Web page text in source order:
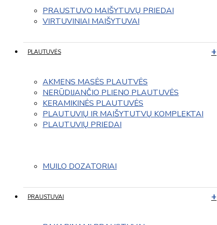
PRAUSTUVO MAIŠYTUVŲ PRIEDAI
VIRTUVINIAI MAIŠYTUVAI
PLAUTUVĖS
AKMENS MASĖS PLAUTVĖS
NERŪDIJANČIO PLIENO PLAUTUVĖS
KERAMIKINĖS PLAUTUVĖS
PLAUTUVIŲ IR MAIŠYTUTVŲ KOMPLEKTAI
PLAUTUVIŲ PRIEDAI
MUILO DOZATORIAI
PRAUSTUVAI